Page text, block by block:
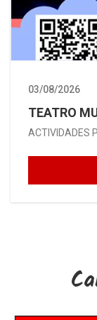
03/08/2026
TEATRO